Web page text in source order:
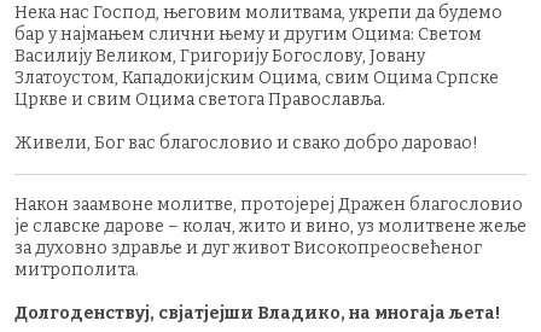
Нека нас Господ, његовим молитвама, укрепи да будемо
бар у најмањем слични њему и другим Оцима: Светом
Василију Великом, Григорију Богослову, Јовану
Златоустом, Кападокијским Оцима, свим Оцима Српске
Цркве и свим Оцима светога Православља.
Живели, Бог вас благословио и свако добро даровао!
Након заамвоне молитве, протојереј Дражен благословио
је славске дарове – колач, жито и вино, уз молитвене жеље
за духовно здравље и дуг живот Високопреосвећеног
митрополита.
Долгоденствуј, свјатјејши Владико, на многаја љета!